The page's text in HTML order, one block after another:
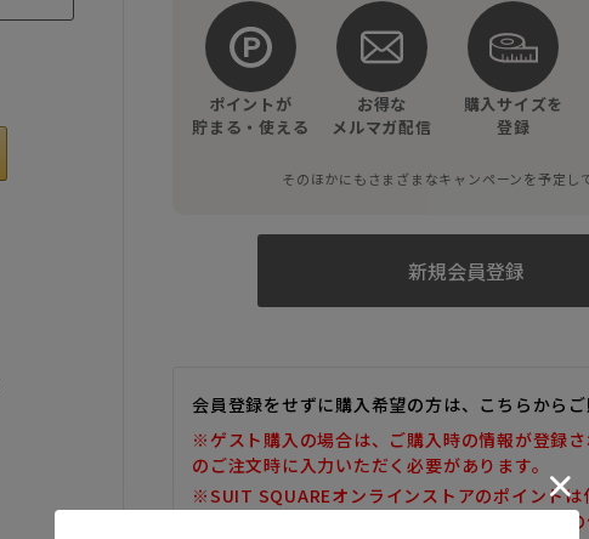
ポイントが
貯まる・使える
お得な
メルマガ配信
購入サイズを
登録
そのほかにもさまざまなキャンペーンを予定し
新規会員登録
会員登録をせずに購入希望の方は、こちらからご
※ゲスト購入の場合は、ご購入時の情報が登録
のご注文時に入力いただく必要があります。
※SUIT SQUAREオンラインストアのポイントは
また、ゲスト購入後の会員情報統合・ポイント